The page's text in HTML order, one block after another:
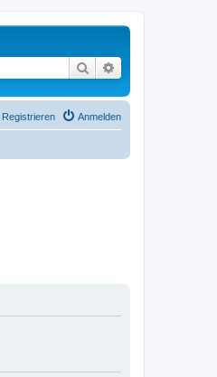
Suche
Anmelden
Registrieren